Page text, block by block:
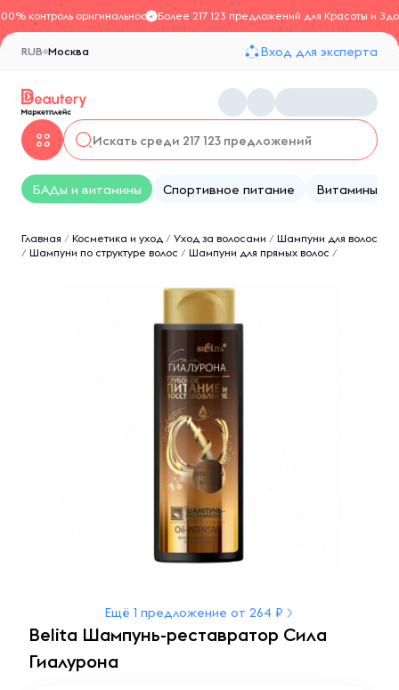
контроль оригинальностиБолее 217 123 предложений для Красоты и
Москва
RUB Вход для эксперта
БАДы и витамины Спортивное питание Витамины
Главная / Косметика и уход / Уход за волосами / Шампуни для волос
/ Шампуни по структуре волос / Шампуни для прямых волос /
Ещё 1 предложение от 264 ₽
Belita Шампунь-реставратор Сила
Гиалурона